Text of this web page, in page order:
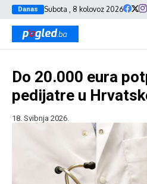
Danas Subota , 8 kolovoz 2026
Do 20.000 eura
pedijatre u
18. Svibnja 2026.